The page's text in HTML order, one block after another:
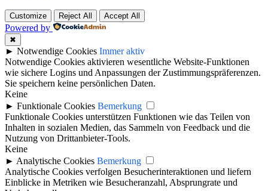
Customize Reject All Accept All
Powered by
✖
► Notwendige Cookies Immer aktiv
Notwendige Cookies aktivieren wesentliche Website-Funktionen
wie sichere Logins und Anpassungen der Zustimmungspräferenzen.
Sie speichern keine persönlichen Daten.
Keine
► Funktionale Cookies Bemerkung
Funktionale Cookies unterstützen Funktionen wie das Teilen von
Inhalten in sozialen Medien, das Sammeln von Feedback und die
Nutzung von Drittanbieter-Tools.
Keine
► Analytische Cookies Bemerkung
Analytische Cookies verfolgen Besucherinteraktionen und liefern
Einblicke in Metriken wie Besucheranzahl, Absprungrate und